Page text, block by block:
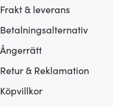
Frakt & leverans
Betalningsalternativ
Ångerrätt
Retur & Reklamation
Köpvillkor